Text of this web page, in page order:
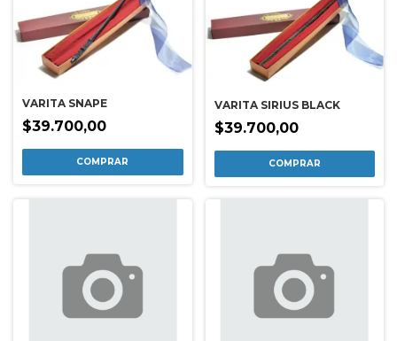
VARITA SNAPE
$39.700,00
VARITA SIRIUS BLACK
$39.700,00